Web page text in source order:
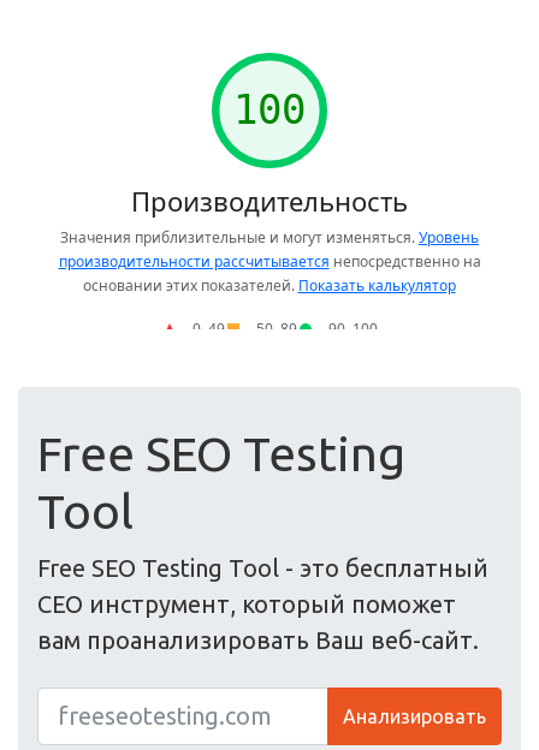
Free SEO Testing
Tool
Free SEO Testing Tool - это бесплатный
СЕО инструмент, который поможет
вам проанализировать Ваш веб-сайт.
Анализировать